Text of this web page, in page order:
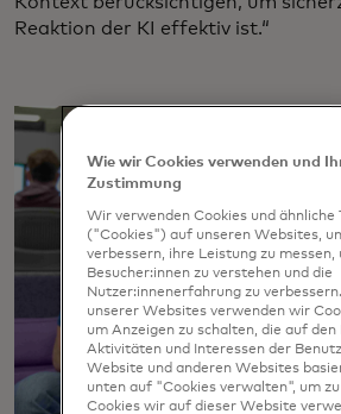
Reaktion der KI effektiv ist.“
Wie wir Cookies verwenden und
Zustimmung
Wir verwenden Cookies und ähnliche
("Cookies") auf unseren Websites,
verbessern, ihre Leistung zu
Besucher:innen zu verstehen und die
Nutzer:innenerfahrung zu
unserer Websites verwenden wir
um Anzeigen zu schalten, die auf
Aktivitäten und Interessen der
Website und anderen Websites
unten auf "Cookies verwalten", um
Cookies wir auf dieser Website